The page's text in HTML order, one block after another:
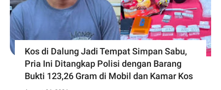
Kos di Dalung Jadi Tempat Simpan Sabu,
Pria Ini Ditangkap Polisi dengan Barang
Bukti 123,26 Gram di Mobil dan Kamar Kos